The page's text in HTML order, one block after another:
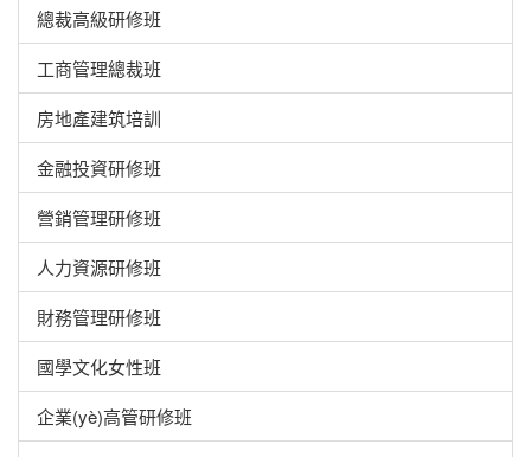
總裁高級研修班
工商管理總裁班
房地產建筑培訓
金融投資研修班
營銷管理研修班
人力資源研修班
財務管理研修班
國學文化女性班
企業(yè)高管研修班